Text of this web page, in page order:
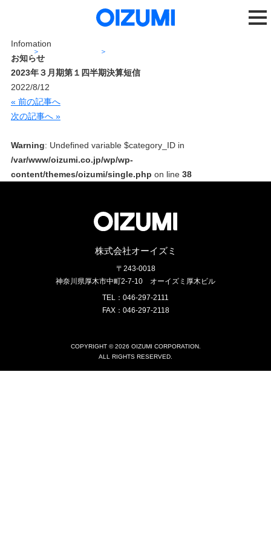
Infomation
お知らせ
2023年３月期第１四半期決算短信
2022/8/12
« 前の記事へ
次の記事へ »
Warning: Undefined variable $category_ID in
/var/www/oizumi.co.jp/wp/wp-
content/themes/oizumi/single.php on line 38
株式会社オーイズミ
〒243-0018
神奈川県厚木市中町2-7-10 オーイズミ厚木ビル
TEL：046-297-2111
FAX：046-297-2118
COPYRIGHT © 2026 OIZUMI CORPORATION.
ALL RIGHTS RESERVED.